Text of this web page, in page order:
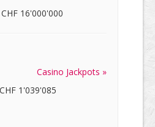
16'000'000
Casino Jackpots »
1'039'085